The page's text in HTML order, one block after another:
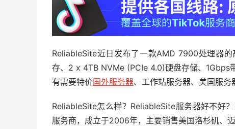
ReliableSite近日发布了一款AMD 7900处理器
存、2 x 4TB NVMe (PCIe 4.0)硬盘存储、1Gbps
有需要特价国外服务器、工作站服务器、美国服务
ReliableSite怎么样？ReliableSite服务器好不好
服务商，成立于2006年，主要销售美国洛杉矶、